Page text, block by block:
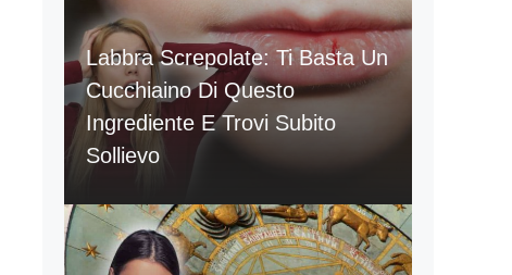
Labbra Screpolate: Ti Basta Un
Cucchiaino Di Questo
Ingrediente E Trovi Subito
Sollievo